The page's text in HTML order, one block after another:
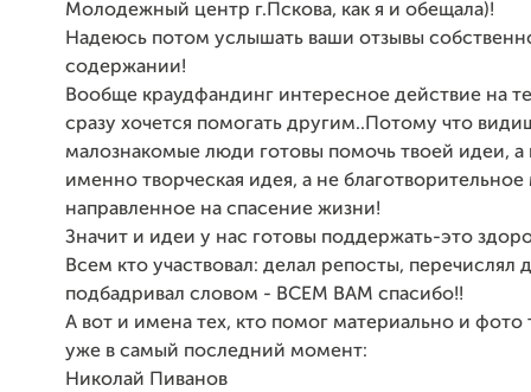
Молодежный центр г.Пскова, как я и обещала)!
Надеюсь потом услышать ваши отзывы
содержании!
Вообще краудфандинг интересное действие на
сразу хочется помогать другим..Потому что
малознакомые люди готовы помочь твоей идеи, а
именно творческая идея, а не
направленное на спасение жизни!
Значит и идеи у нас готовы поддержать-это
Всем кто участвовал: делал репосты, перечислял
подбадривал словом - ВСЕМ ВАМ спасибо!!
А вот и имена тех, кто помог материально и фото
уже в самый последний момент:
Николай Пиванов